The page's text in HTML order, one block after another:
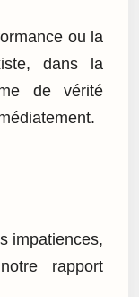
ou la
dans la
de vérité
impatiences,
rapport